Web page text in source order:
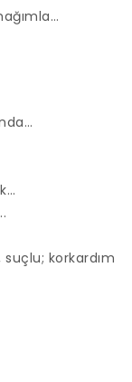
suçlu; korkardım